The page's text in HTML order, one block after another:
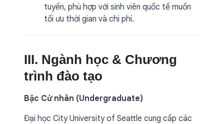
tuyến, phù hợp với sinh viên quốc tế muốn
tối ưu thời gian và chi phí.
III. Ngành học & Chương
trình đào tạo
Bậc Cử nhân (Undergraduate)
Đại học City University of Seattle cung cấp các